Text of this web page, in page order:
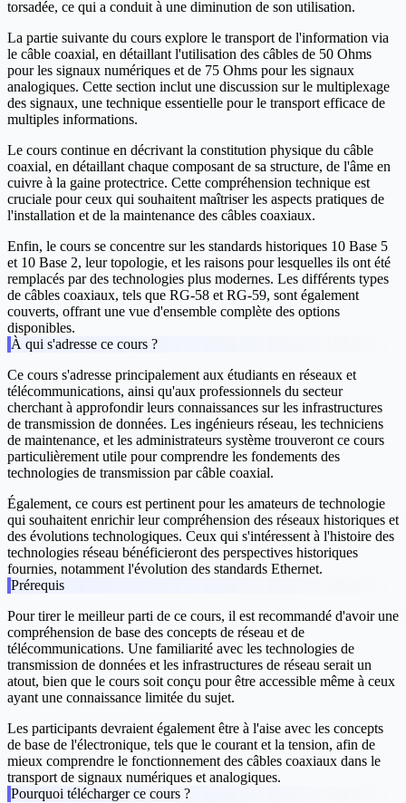
torsadée, ce qui a conduit à une diminution de son utilisation.
La partie suivante du cours explore le transport de l'information via
le câble coaxial, en détaillant l'utilisation des câbles de 50 Ohms
pour les signaux numériques et de 75 Ohms pour les signaux
analogiques. Cette section inclut une discussion sur le multiplexage
des signaux, une technique essentielle pour le transport efficace de
multiples informations.
Le cours continue en décrivant la constitution physique du câble
coaxial, en détaillant chaque composant de sa structure, de l'âme en
cuivre à la gaine protectrice. Cette compréhension technique est
cruciale pour ceux qui souhaitent maîtriser les aspects pratiques de
l'installation et de la maintenance des câbles coaxiaux.
Enfin, le cours se concentre sur les standards historiques 10 Base 5
et 10 Base 2, leur topologie, et les raisons pour lesquelles ils ont été
remplacés par des technologies plus modernes. Les différents types
de câbles coaxiaux, tels que RG-58 et RG-59, sont également
couverts, offrant une vue d'ensemble complète des options
disponibles.
À qui s'adresse ce cours ?
Ce cours s'adresse principalement aux étudiants en réseaux et
télécommunications, ainsi qu'aux professionnels du secteur
cherchant à approfondir leurs connaissances sur les infrastructures
de transmission de données. Les ingénieurs réseau, les techniciens
de maintenance, et les administrateurs système trouveront ce cours
particulièrement utile pour comprendre les fondements des
technologies de transmission par câble coaxial.
Également, ce cours est pertinent pour les amateurs de technologie
qui souhaitent enrichir leur compréhension des réseaux historiques et
des évolutions technologiques. Ceux qui s'intéressent à l'histoire des
technologies réseau bénéficieront des perspectives historiques
fournies, notamment l'évolution des standards Ethernet.
Prérequis
Pour tirer le meilleur parti de ce cours, il est recommandé d'avoir une
compréhension de base des concepts de réseau et de
télécommunications. Une familiarité avec les technologies de
transmission de données et les infrastructures de réseau serait un
atout, bien que le cours soit conçu pour être accessible même à ceux
ayant une connaissance limitée du sujet.
Les participants devraient également être à l'aise avec les concepts
de base de l'électronique, tels que le courant et la tension, afin de
mieux comprendre le fonctionnement des câbles coaxiaux dans le
transport de signaux numériques et analogiques.
Pourquoi télécharger ce cours ?